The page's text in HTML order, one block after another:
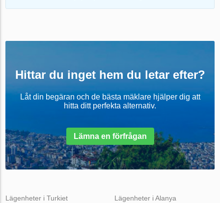
Hittar du inget hem du letar efter?
Låt din begäran och de bästa mäklare hjälper dig att
hitta ditt perfekta alternativ.
Lämna en förfrågan
Lägenheter i Turkiet
Lägenheter i Alanya